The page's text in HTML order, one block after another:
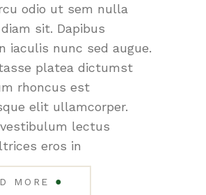
odio ut sem nulla
sit. Dapibus
iaculis nunc sed augue.
platea dictumst
rhoncus est
elit ullamcorper.
lectus
eros in
MORE ●